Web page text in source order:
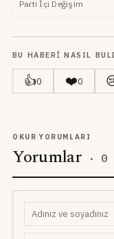
Parti İçi Değişim
BU HABERI NASIL
👍0 ❤️0
OKUR YORUMLARI
Yorumlar · 0